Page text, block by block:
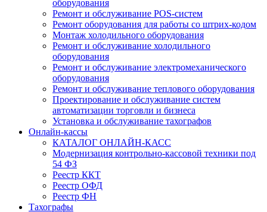
оборудования
Ремонт и обслуживание POS-систем
Ремонт оборудования для работы со штрих-кодом
Монтаж холодильного оборудования
Ремонт и обслуживание холодильного
оборудования
Ремонт и обслуживание электромеханического
оборудования
Ремонт и обслуживание теплового оборудования
Проектирование и обслуживание систем
автоматизации торговли и бизнеса
Установка и обслуживание тахографов
Онлайн-кассы
КАТАЛОГ ОНЛАЙН-КАСС
Модернизация контрольно-кассовой техники под
54 ФЗ
Реестр ККТ
Реестр ОФД
Реестр ФН
Тахографы